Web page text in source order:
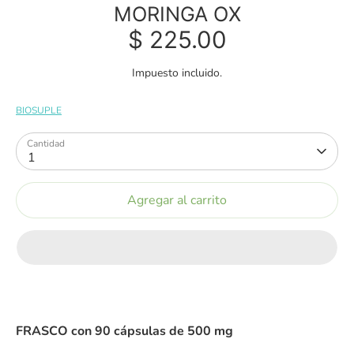
MORINGA OX
$ 225.00
Impuesto incluido.
BIOSUPLE
Cantidad
1
Agregar al carrito
FRASCO con 90 cápsulas de 500 mg